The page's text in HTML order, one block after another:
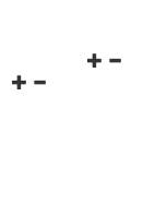
Navigationsmenü